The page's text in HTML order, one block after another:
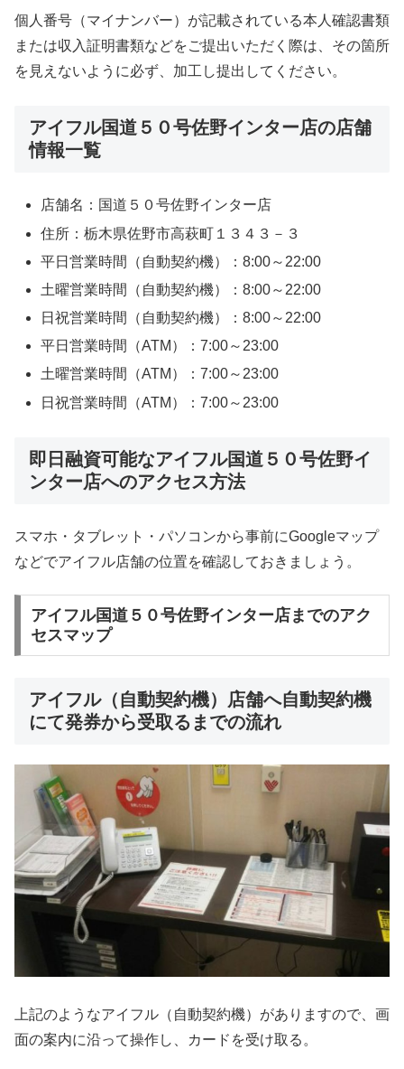
個人番号（マイナンバー）が記載されている本人確認書類
または収入証明書類などをご提出いただく際は、その箇所
を見えないように必ず、加工し提出してください。
アイフル国道５０号佐野インター店の店舗
情報一覧
店舗名：国道５０号佐野インター店
住所：栃木県佐野市高萩町１３４３－３
平日営業時間（自動契約機）：8:00～22:00
土曜営業時間（自動契約機）：8:00～22:00
日祝営業時間（自動契約機）：8:00～22:00
平日営業時間（ATM）：7:00～23:00
土曜営業時間（ATM）：7:00～23:00
日祝営業時間（ATM）：7:00～23:00
即日融資可能なアイフル国道５０号佐野イ
ンター店へのアクセス方法
スマホ・タブレット・パソコンから事前にGoogleマップ
などでアイフル店舗の位置を確認しておきましょう。
アイフル国道５０号佐野インター店までのアク
セスマップ
アイフル（自動契約機）店舗へ自動契約機
にて発券から受取るまでの流れ
上記のようなアイフル（自動契約機）がありますので、画
面の案内に沿って操作し、カードを受け取る。